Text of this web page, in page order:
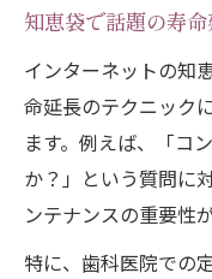
知恵袋で話題の寿
インターネットの知
命延長のテクニック
ます。例えば、「コ
か？」という質問に
ンテナンスの重要性
特に、歯科医院での